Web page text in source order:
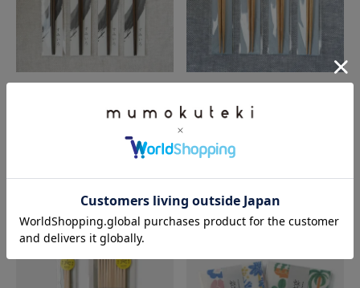
HASHIKURA
SEASON 01
1,320